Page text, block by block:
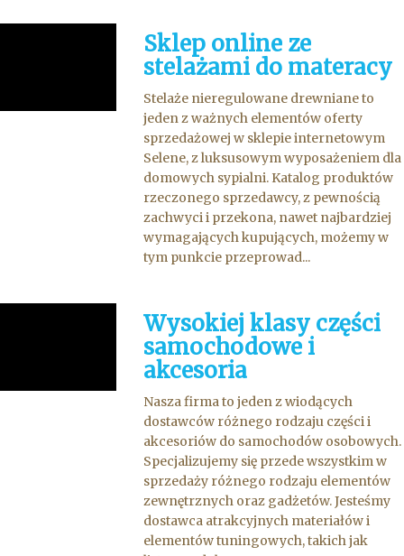
Sklep online ze
stelażami do materacy
Stelaże nieregulowane drewniane to
jeden z ważnych elementów oferty
sprzedażowej w sklepie internetowym
Selene, z luksusowym wyposażeniem dla
domowych sypialni. Katalog produktów
rzeczonego sprzedawcy, z pewnością
zachwyci i przekona, nawet najbardziej
wymagających kupujących, możemy w
tym punkcie przeprowad...
Wysokiej klasy części
samochodowe i
akcesoria
Nasza firma to jeden z wiodących
dostawców różnego rodzaju części i
akcesoriów do samochodów osobowych.
Specjalizujemy się przede wszystkim w
sprzedaży różnego rodzaju elementów
zewnętrznych oraz gadżetów. Jesteśmy
dostawca atrakcyjnych materiałów i
elementów tuningowych, takich jak